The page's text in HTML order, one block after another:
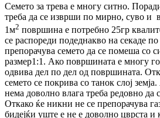
Семето за трева е многу ситно.
треба да се изврши по мирно, суво и
1м2 површина е потребно 25гр
се распореди подеднакво на секаде
препорачува семето да се помеша со
размер1:1. Ако површината е многу
одвива дел по дел од површината.
семето се покрива со танок слој
нема доволно влага треба редовно да
Откако ќе никни не се препорачува
бидејќи уште е не е доволно цврста и